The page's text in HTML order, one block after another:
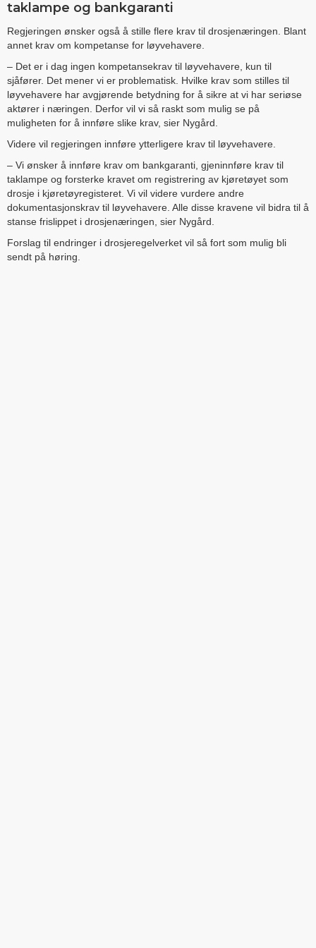
taklampe og bankgaranti
Regjeringen ønsker også å stille flere krav til drosjenæringen. Blant
annet krav om kompetanse for løyvehavere.
– Det er i dag ingen kompetansekrav til løyvehavere, kun til
sjåfører. Det mener vi er problematisk. Hvilke krav som stilles til
løyvehavere har avgjørende betydning for å sikre at vi har seriøse
aktører i næringen. Derfor vil vi så raskt som mulig se på
muligheten for å innføre slike krav, sier Nygård.
Videre vil regjeringen innføre ytterligere krav til løyvehavere.
– Vi ønsker å innføre krav om bankgaranti, gjeninnføre krav til
taklampe og forsterke kravet om registrering av kjøretøyet som
drosje i kjøretøyregisteret. Vi vil videre vurdere andre
dokumentasjonskrav til løyvehavere. Alle disse kravene vil bidra til å
stanse frislippet i drosjenæringen, sier Nygård.
Forslag til endringer i drosjeregelverket vil så fort som mulig bli
sendt på høring.